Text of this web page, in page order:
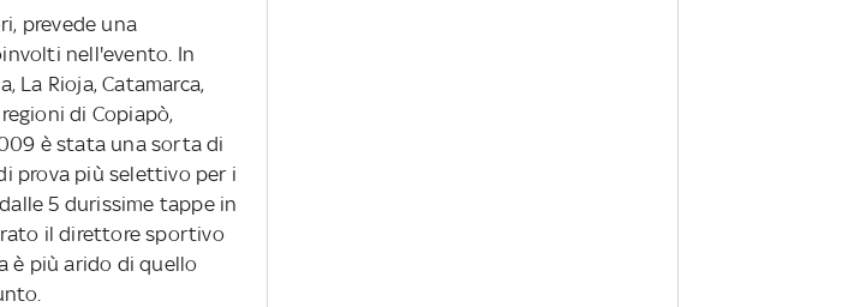
prevede una
nell'evento. In
La Rioja, Catamarca,
di Copiapò,
è stata una sorta di
prova più selettivo per i
5 durissime tappe in
il direttore sportivo
è più arido di quello